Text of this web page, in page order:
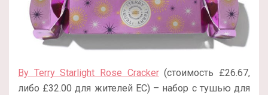
By Terry Starlight Rose Cracker(стоимость £26.67,
либо £32.00 для жителей ЕС) – набор с тушью для